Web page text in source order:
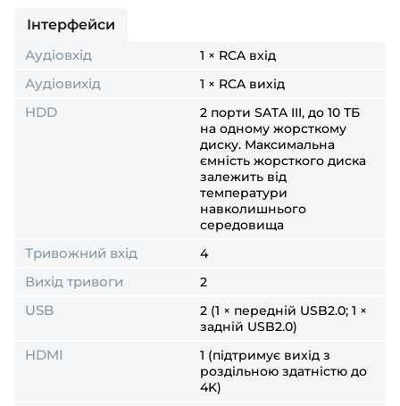
Інтерфейси
Аудіовхід
1 × RCA вхід
Аудіовихід 1 × RCA вихід
HDD
2 порти SATA III, до 10 ТБ
на одному жорсткому
диску. Максимальна
ємність жорсткого диска
залежить від
температури
навколишнього
середовища
Тривожний вхід 4
Вихід тривоги 2
USB
2 (1 × передній USB2.0; 1 ×
задній USB2.0)
HDMI
1 (підтримує вихід з
роздільною здатністю до
4K)